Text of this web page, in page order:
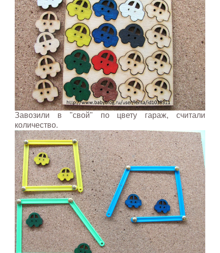
Завозили в "свой" по цвету гараж, считали
количество.